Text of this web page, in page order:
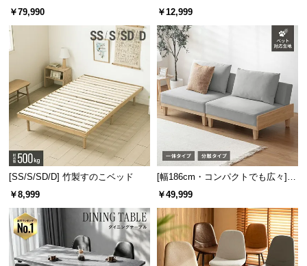
つ
い
員
規
約
に
つ
い
お
ディスプレイラックとして
シンプルに区切られた棚には、お気に入りの小物や
雑誌などを綺麗に魅せて収納できます。
ニングテーブル 6人掛け 天然木突
￥79,990
キャスター付き 上下左右角度調節
￥12,999
[SS/S/SD/D] 竹製すのこベッド
￥8,999
[幅186cm・コンパクトでも広々] 3
人掛けソファベッド リクライニン
￥49,999